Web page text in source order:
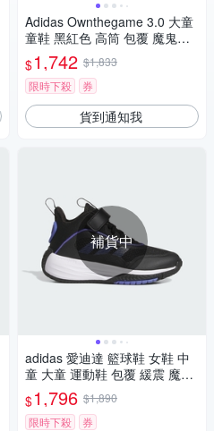
Adidas Ownthegame 3.0 大童
童鞋 黑紅色 高筒 包覆 魔鬼氈
耐磨 緩震 籃球鞋 JQ7939
$1,742 $1,833
限時下殺
券
貨到通知我
補貨中
adidas 愛迪達 籃球鞋 女鞋 中
童 大童 運動鞋 包覆 緩震 魔鬼
氈 OWNTHEGAME 3.0 K 黑 JI
0393 (C5106)
$1,796 $1,890
限時下殺
券